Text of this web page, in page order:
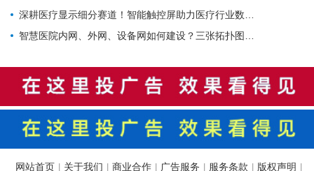
深耕医疗显示细分赛道！智能触控屏助力医疗行业数字化革新
智慧医院内网、外网、设备网如何建设？三张拓扑图搞清楚
网站首页 | 关于我们 | 商业合作 | 广告服务 | 服务条款 | 版权声明 |